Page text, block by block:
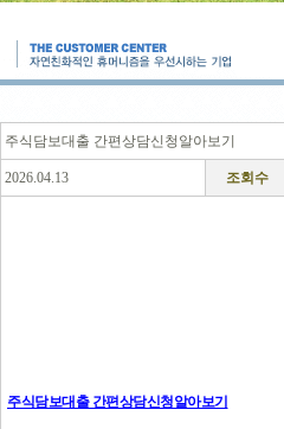
주식담보대출 간편상담신청알아보기
2026.04.13 조회수
주식담보대출 간편상담신청알아보기